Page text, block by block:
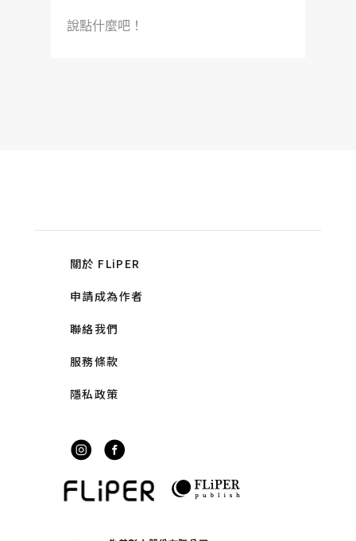
說點什麼吧！
關於 FLiPER
申請成為作者
聯絡我們
服務條款
隱私政策